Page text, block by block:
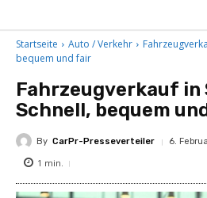
Startseite Auto / Verkehr
bequem und fair
Fahrzeugverkauf in
Schnell, bequem
By CarPr-Presseverteiler 6.
1 min.